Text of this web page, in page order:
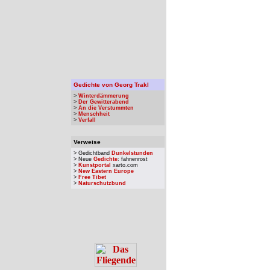
Gedichte von Georg Trakl
> Winterdämmerung
> Der Gewitterabend
> An die Verstummten
> Menschheit
> Verfall
Verweise
> Gedichtband Dunkelstunden
> Neue Gedichte: fahnenrost
> Kunstportal xarto.com
> New Eastern Europe
> Free Tibet
> Naturschutzbund